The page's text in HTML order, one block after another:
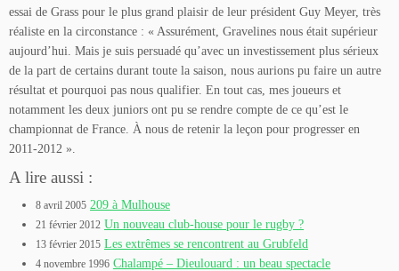
essai de Grass pour le plus grand plaisir de leur président Guy Meyer, très
réaliste en la circonstance : « Assurément, Gravelines nous était supérieur
aujourd’hui. Mais je suis persuadé qu’avec un investissement plus sérieux
de la part de certains durant toute la saison, nous aurions pu faire un autre
résultat et pourquoi pas nous qualifier. En tout cas, mes joueurs et
notamment les deux juniors ont pu se rendre compte de ce qu’est le
championnat de France. À nous de retenir la leçon pour progresser en
2011-2012 ».
A lire aussi :
8 avril 2005 209 à Mulhouse
21 février 2012 Un nouveau club-house pour le rugby ?
13 février 2015 Les extrêmes se rencontrent au Grubfeld
4 novembre 1996 Chalampé – Dieulouard : un beau spectacle